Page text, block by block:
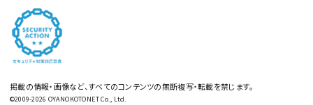
掲載の情報・画像など、すべてのコンテンツの無断複写・転載を禁じます。
©2009-2026 OYANOKOTONET Co., Ltd.